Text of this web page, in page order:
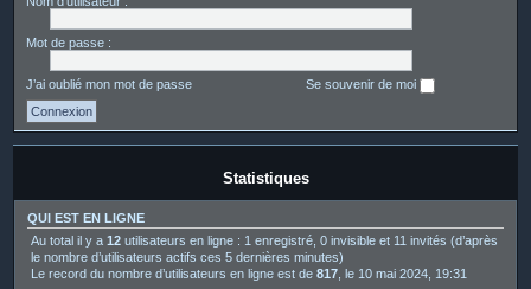
Mot de passe :
J’ai oublié mon mot de passe Se souvenir de moi
Statistiques
QUI EST EN LIGNE
Au total il y a 12 utilisateurs en ligne : 1 enregistré, 0 invisible et 11 invités (d’après
le nombre d’utilisateurs actifs ces 5 dernières minutes)
Le record du nombre d’utilisateurs en ligne est de 817 , le 10 mai 2024, 19:31